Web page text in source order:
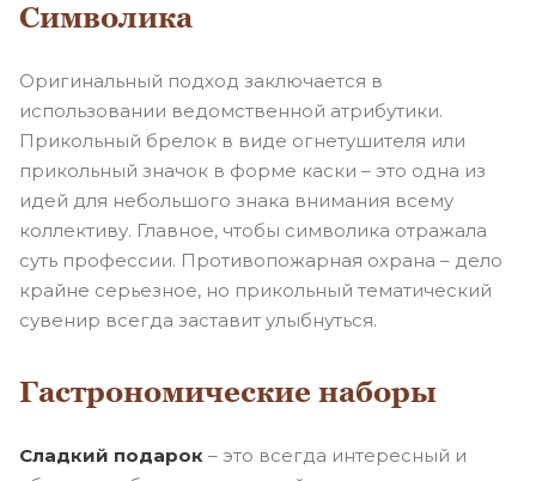
Символика
Оригинальный подход заключается в
использовании ведомственной атрибутики.
Прикольный брелок в виде огнетушителя или
прикольный значок в форме каски – это одна из
идей для небольшого знака внимания всему
коллективу. Главное, чтобы символика отражала
суть профессии. Противопожарная охрана – дело
крайне серьезное, но прикольный тематический
сувенир всегда заставит улыбнуться.
Гастрономические наборы
Сладкий подарок – это всегда интересный и